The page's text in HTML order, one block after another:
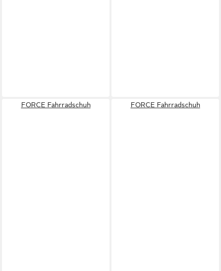
FORCE Fahrradschuh FORCE Fahrradschuh